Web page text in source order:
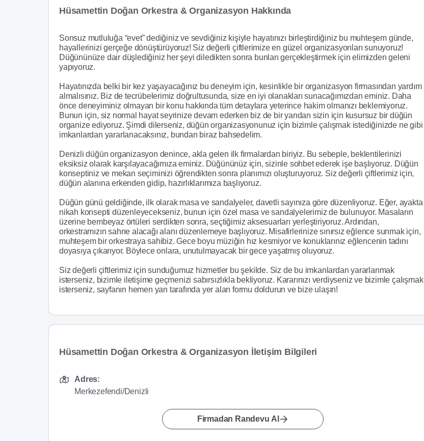
Hüsamettin Doğan Orkestra & Organizasyon Hakkında
Sonsuz mutluluğa “evet” dediğiniz ve sevdiğiniz kişiyle hayatınızı birleştirdiğiniz bu muhteşem günde,
hayallerinizi gerçeğe dönüştürüyoruz! Siz değerli çiftlerimize en güzel organizasyonları sunuyoruz!
Düğününüze dair düşlediğiniz her şeyi diledikten sonra bunları gerçekleştirmek için elimizden geleni
yapıyoruz.
Hayatınızda belki bir kez yaşayacağınız bu deneyim için, kesinlikle bir organizasyon firmasından yardım
almalısınız. Biz de tecrübelerimiz doğrultusunda, size en iyi olanakları sunacağımızdan eminiz. Daha
önce deneyiminiz olmayan bir konu hakkında tüm detaylara yeterince hakim olmanızı beklemiyoruz.
Bunun için, siz normal hayat seyrinize devam ederken biz de bir yandan sizin için kusursuz bir düğün
organize ediyoruz. Şimdi dilerseniz, düğün organizasyonunuz için bizimle çalışmak istediğinizde ne gibi
imkanlardan yararlanacaksınız, bundan biraz bahsedelim.
Denizli düğün organizasyon denince, akla gelen ilk firmalardan biriyiz. Bu sebeple, beklentilerinizi
eksiksiz olarak karşılayacağımıza eminiz. Düğününüz için, sizinle sohbet ederek işe başlıyoruz. Düğün
konseptiniz ve mekan seçiminizi öğrendikten sonra planımızı oluşturuyoruz. Siz değerli çiftlerimiz için,
düğün alanına erkenden gidip, hazırlıklarımıza başlıyoruz.
Düğün günü geldiğinde, ilk olarak masa ve sandalyeler, davetli sayınıza göre düzenliyoruz. Eğer, ayakta
nikah konsepti düzenleyecekseniz, bunun için özel masa ve sandalyelerimiz de bulunuyor. Masaların
üzerine bembeyaz örtüleri serdikten sonra, seçtiğimiz aksesuarları yerleştiriyoruz. Ardından,
orkestramızın sahne alacağı alanı düzenlemeye başlıyoruz. Misafirlerinize sınırsız eğlence sunmak için,
muhteşem bir orkestraya sahibiz. Gece boyu müziğin hız kesmiyor ve konuklarınız eğlencenin tadını
doyasıya çıkarıyor. Böylece onlara, unutulmayacak bir gece yaşatmış oluyoruz.
Siz değerli çiftlerimiz için sunduğumuz hizmetler bu şekilde. Siz de bu imkanlardan yararlanmak
isterseniz, bizimle iletişime geçmenizi sabırsızlıkla bekliyoruz. Kararınızı verdiyseniz ve bizimle çalışmak
isterseniz, sayfanın hemen yan tarafında yer alan formu doldurun ve bize ulaşın!
Hüsamettin Doğan Orkestra & Organizasyon İletişim Bilgileri
Adres:
Merkezefendi/Denizli
Firmadan Randevu Al